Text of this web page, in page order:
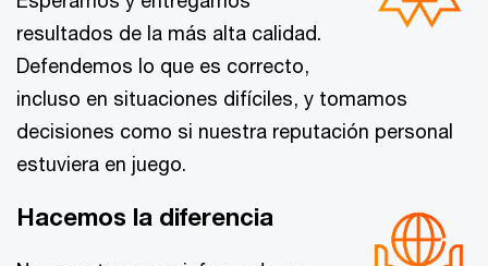
resultados de la más alta calidad.
Defendemos lo que es correcto,
incluso en situaciones difíciles, y tomamos
decisiones como si nuestra reputación personal
estuviera en juego.
Hacemos la diferencia